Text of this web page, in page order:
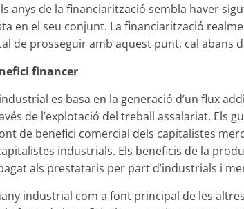
anys de la financiarització sembla haver
en el seu conjunt. La financiarització
tal de prosseguir amb aquest punt, cal
financer
es basa en la generació d’un flux
de l’explotació del treball assalariat. Els
de benefici comercial dels capitalistes
industrials. Els beneficis de la
als prestataris per part d’industrials i
industrial com a font principal de les